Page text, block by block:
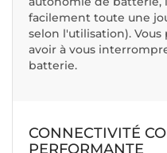
facilement toute une
selon l'utilisation). Vous
avoir à vous
batterie.
CONNECTIVITÉ
PERFORMANTE